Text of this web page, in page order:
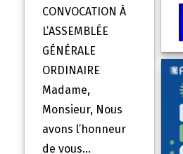
CONVOCATION À
L’ASSEMBLÉE
GÉNÉRALE
ORDINAIRE
Madame,
Monsieur, Nous
avons l’honneur
de vous...